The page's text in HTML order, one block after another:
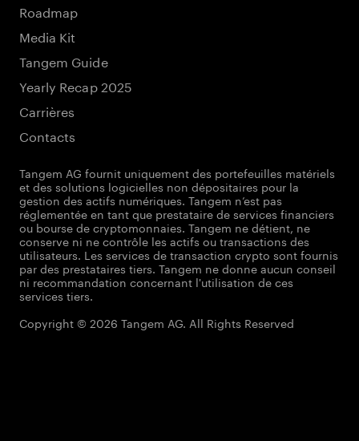
Roadmap
Media Kit
Tangem Guide
Yearly Recap 2025
Carrières
Contacts
Tangem AG fournit uniquement des portefeuilles matériels
et des solutions logicielles non dépositaires pour la
gestion des actifs numériques. Tangem n’est pas
réglementée en tant que prestataire de services financiers
ou bourse de cryptomonnaies. Tangem ne détient, ne
conserve ni ne contrôle les actifs ou transactions des
utilisateurs. Les services de transaction crypto sont fournis
par des prestataires tiers. Tangem ne donne aucun conseil
ni recommandation concernant l'utilisation de ces
services tiers.